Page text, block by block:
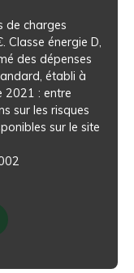
de charges
énergie D,
des dépenses
établi à
2021 : entre
sur les risques
sur le site